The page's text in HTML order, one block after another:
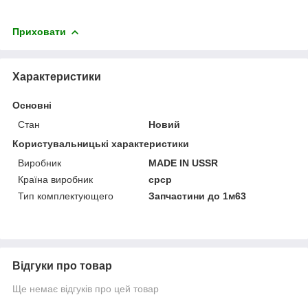
Приховати
Характеристики
Основні
Стан
Новий
Користувальницькі характеристики
Виробник
MADE IN USSR
Країна виробник
срср
Тип комплектующего
Запчастини до 1м63
Відгуки про товар
Ще немає відгуків про цей товар